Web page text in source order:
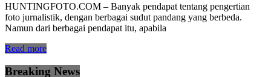
HUNTINGFOTO.COM – Banyak pendapat tentang pengertian
foto jurnalistik, dengan berbagai sudut pandang yang berbeda.
Namun dari berbagai pendapat itu, apabila
Read more
Breaking News